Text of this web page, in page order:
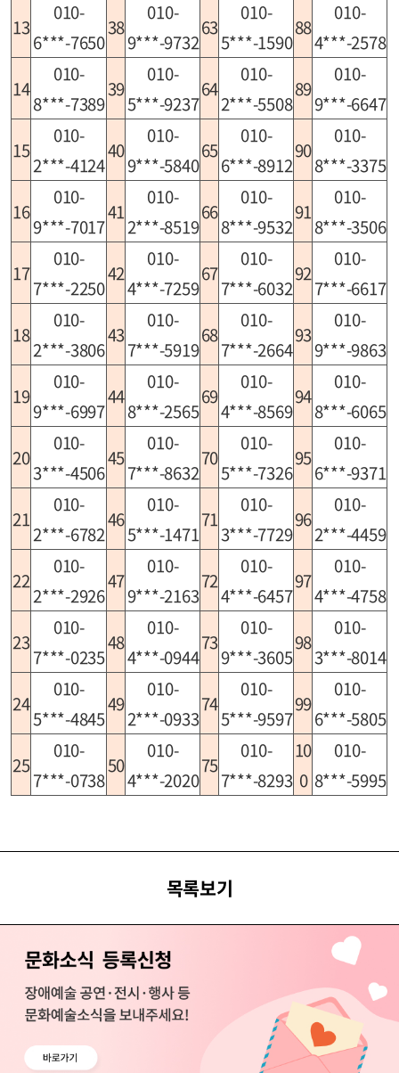
13
010-
6***-7650
38
010-
9***-9732
63
010-
5***-1590
88
010-
4***-2578
14
010-
8***-7389
39
010-
5***-9237
64
010-
2***-5508
89
010-
9***-6647
15
010-
2***-4124
40
010-
9***-5840
65
010-
6***-8912
90
010-
8***-3375
16
010-
9***-7017
41
010-
2***-8519
66
010-
8***-9532
91
010-
8***-3506
17
010-
7***-2250
42
010-
4***-7259
67
010-
7***-6032
92
010-
7***-6617
18
010-
2***-3806
43
010-
7***-5919
68
010-
7***-2664
93
010-
9***-9863
19
010-
9***-6997
44
010-
8***-2565
69
010-
4***-8569
94
010-
8***-6065
20
010-
3***-4506
45
010-
7***-8632
70
010-
5***-7326
95
010-
6***-9371
21
010-
2***-6782
46
010-
5***-1471
71
010-
3***-7729
96
010-
2***-4459
22
010-
2***-2926
47
010-
9***-2163
72
010-
4***-6457
97
010-
4***-4758
23
010-
7***-0235
48
010-
4***-0944
73
010-
9***-3605
98
010-
3***-8014
24
010-
5***-4845
49
010-
2***-0933
74
010-
5***-9597
99
010-
6***-5805
25
010-
7***-0738
50
010-
4***-2020
75
010-
7***-8293
10
0
010-
8***-5995
목록보기